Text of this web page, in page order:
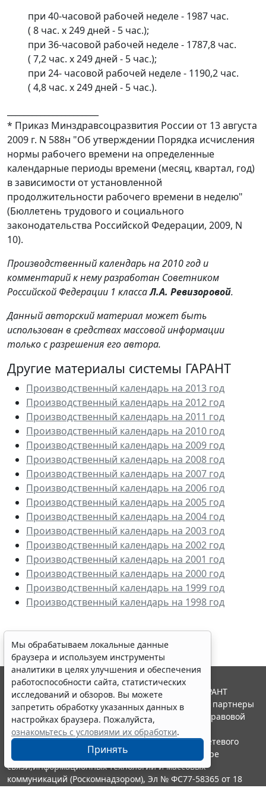
при 40-часовой рабочей неделе - 1987 час.
( 8 час. x 249 дней - 5 час.);
при 36-часовой рабочей неделе - 1787,8 час.
( 7,2 час. x 249 дней - 5 час.);
при 24- часовой рабочей неделе - 1190,2 час.
( 4,8 час. x 249 дней - 5 час.).
* Приказ Минздравсоцразвития России от 13 августа
2009 г. N 588н "Об утверждении Порядка исчисления
нормы рабочего времени на определенные
календарные периоды времени (месяц, квартал, год)
в зависимости от установленной
продолжительности рабочего времени в неделю"
(Бюллетень трудового и социального
законодательства Российской Федерации, 2009, N
10).
Производственный календарь на 2010 год и
комментарий к нему разработан Советником
Российской Федерации 1 классаЛ.А. Ревизоровой.
Данный авторский материал может быть
использован в средствах массовой информации
только с разрешения его автора.
Другие материалы системы ГАРАНТ
Производственный календарь на 2013 год
Производственный календарь на 2012 год
Производственный календарь на 2011 год
Производственный календарь на 2010 год
Производственный календарь на 2009 год
Производственный календарь на 2008 год
Производственный календарь на 2007 год
Производственный календарь на 2006 год
Производственный календарь на 2005 год
Производственный календарь на 2004 год
Производственный календарь на 2003 год
Производственный календарь на 2002 год
Производственный календарь на 2001 год
Производственный календарь на 2000 год
Производственный календарь на 1999 год
Производственный календарь на 1998 год
Мы обрабатываем локальные данные
браузера и используем инструменты
аналитики в целях улучшения и обеспечения
работоспособности сайта, статистических
исследований и обзоров. Вы можете
запретить обработку указанных данных в
настройках браузера. Пожалуйста,
ознакомьтесь с условиями их обработки.
Принять
© ООО "НПП "ГАРАНТ-СЕРВИС", 2026. Система ГАРАНТ
выпускается с 1990 года. Компания "Гарант" и ее партнеры
являются участниками Российской ассоциации правовой
информации ГАРАНТ.
Портал ГАРАНТ.РУ зарегистрирован в качестве сетевого
издания Федеральной службой по надзору в сфере
связи,информационных технологий и массовых
коммуникаций (Роскомнадзором), Эл № ФС77-58365 от 18